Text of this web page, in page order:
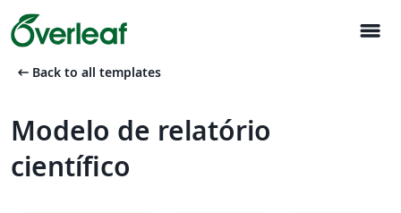
menu
arrow_left_alt Back to all templates
Modelo de relatório
científico